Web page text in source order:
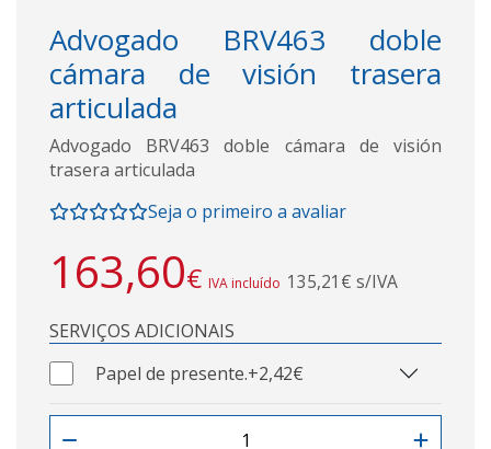
Advogado BRV463 doble
cámara de visión trasera
articulada
Advogado BRV463 doble cámara de visión
trasera articulada
Seja o primeiro a avaliar
163,60€ IVA incluído 135,21€ s/IVA
SERVIÇOS ADICIONAIS
Papel de presente.+2,42€